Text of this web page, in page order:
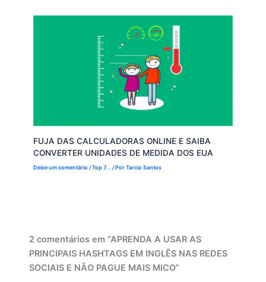
FUJA DAS CALCULADORAS ONLINE E SAIBA
CONVERTER UNIDADES DE MEDIDA DOS EUA
Deixe um comentário /Top 7... / PorTarcio Santos
2 comentários em “APRENDA A USAR AS
PRINCIPAIS HASHTAGS EM INGLÊS NAS REDES
SOCIAIS E NÃO PAGUE MAIS MICO”